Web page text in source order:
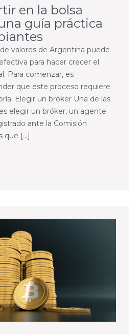
en la bolsa
guía práctica
valores de Argentina puede
para hacer crecer el
Para comenzar, es
que este proceso requiere
Elegir un bróker Una de las
elegir un bróker, un agente
ante la Comisión
que […]